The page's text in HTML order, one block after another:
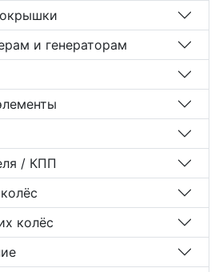
и генераторам
/ КПП
колёс